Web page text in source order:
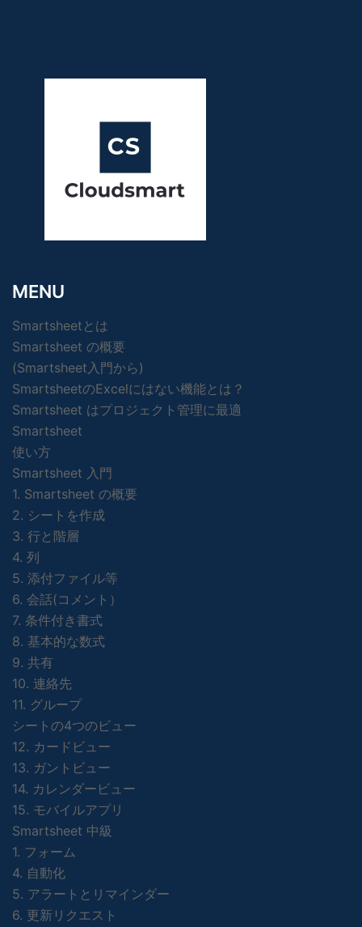
MENU
Smartsheetとは
Smartsheet の概要
(Smartsheet入門から)
SmartsheetのExcelにはない機能とは？
Smartsheet はプロジェクト管理に最適
Smartsheet
使い方
Smartsheet 入門
1. Smartsheet の概要
2. シートを作成
3. 行と階層
4. 列
5. 添付ファイル等
6. 会話(コメント）
7. 条件付き書式
8. 基本的な数式
9. 共有
10. 連絡先
11. グループ
シートの4つのビュー
12. カードビュー
13. ガントビュー
14. カレンダービュー
15. モバイルアプリ
Smartsheet 中級
1. フォーム
4. 自動化
5. アラートとリマインダー
6. 更新リクエスト